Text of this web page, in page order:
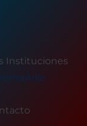
Instituciones